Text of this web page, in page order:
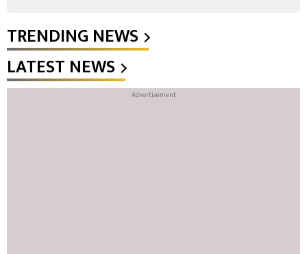
TRENDING NEWS
LATEST NEWS